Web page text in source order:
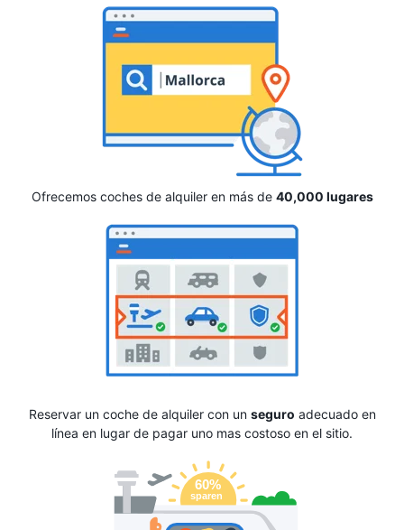
Ofrecemos coches de alquiler en más de 40,000 lugares
Reservar un coche de alquiler con un seguro adecuado en
línea en lugar de pagar uno mas costoso en el sitio.